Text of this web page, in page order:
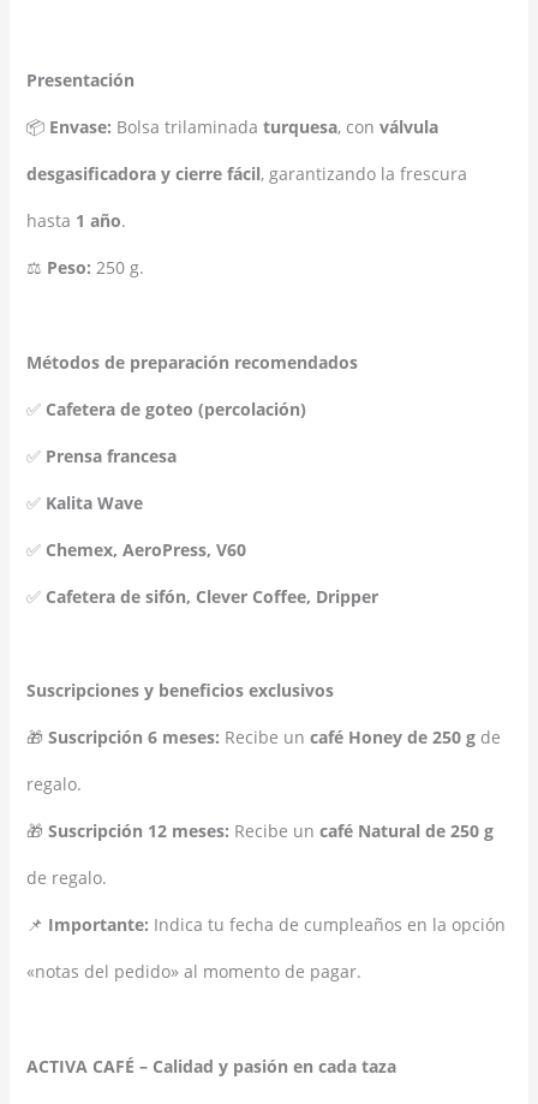
Presentación
📦 Envase: Bolsa trilaminada turquesa, con válvula
desgasificadora y cierre fácil, garantizando la frescura
hasta 1 año.
⚖ Peso: 250 g.
Métodos de preparación recomendados
✅ Cafetera de goteo (percolación)
✅ Prensa francesa
✅ Kalita Wave
✅ Chemex, AeroPress, V60
✅ Cafetera de sifón, Clever Coffee, Dripper
Suscripciones y beneficios exclusivos
🎁 Suscripción 6 meses: Recibe un café Honey de 250 gde
regalo.
🎁 Suscripción 12 meses: Recibe un café Natural de 250 g
de regalo.
📌 Importante: Indica tu fecha de cumpleaños en la opción
«notas del pedido» al momento de pagar.
ACTIVA CAFÉ – Calidad y pasión en cada taza